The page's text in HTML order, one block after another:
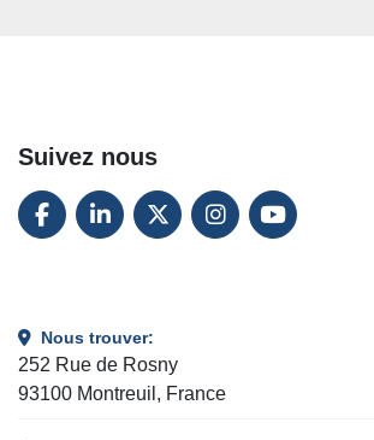
Suivez nous
FACEBOOK
LINKEDINTWITTERINSTAGRAM
YOUTUBE
Nous trouver:
252 Rue de Rosny
93100 Montreuil, France